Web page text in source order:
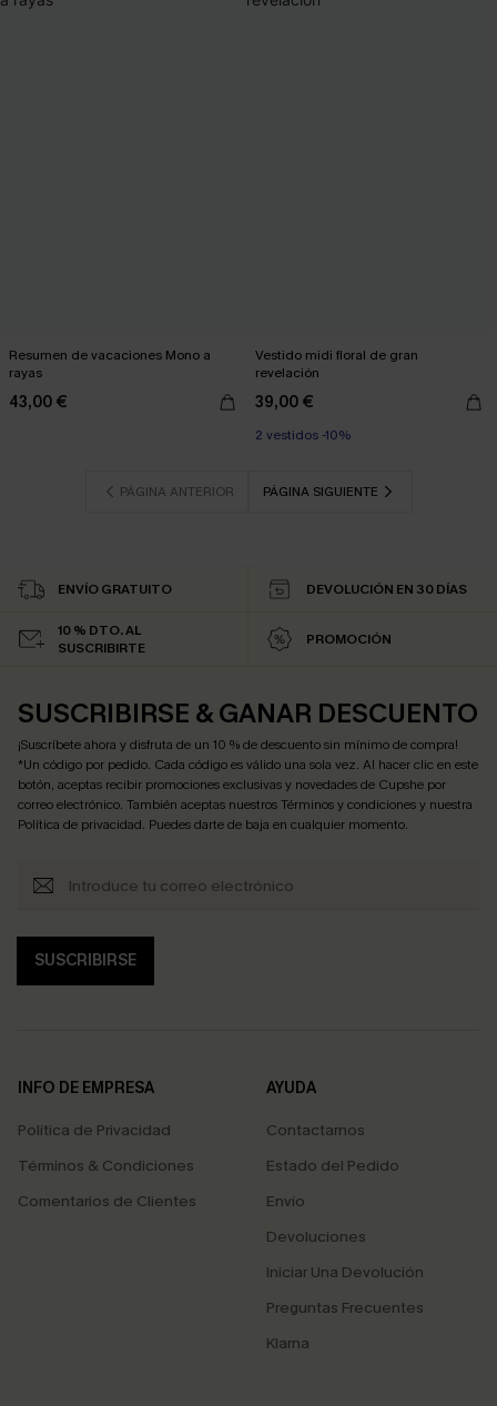
Resumen de vacaciones Mono a
rayas
43,00 €
Vestido midi floral de gran
revelación
39,00 €
2 vestidos -10%
PÁGINA ANTERIOR PÁGINA SIGUIENTE
ENVÍO GRATUITO DEVOLUCIÓN EN 30 DÍAS
10 % DTO. AL
SUSCRIBIRTE
PROMOCIÓN
SUSCRIBIRSE & GANAR DESCUENTO
¡Suscríbete ahora y disfruta de un 10 % de descuento sin mínimo de compra!
*Un código por pedido. Cada código es válido una sola vez. Al hacer clic en este
botón, aceptas recibir promociones exclusivas y novedades de Cupshe por
correo electrónico. También aceptas nuestrosTérminos y condicionesy nuestra
Política de privacidad. Puedes darte de baja en cualquier momento.
SUSCRIBIRSE
INFO DE EMPRESA
Política de Privacidad
Términos & Condiciones
Comentarios de Clientes
AYUDA
Contactarnos
Estado del Pedido
Envío
Devoluciones
Iniciar Una Devolución
Preguntas Frecuentes
Klarna